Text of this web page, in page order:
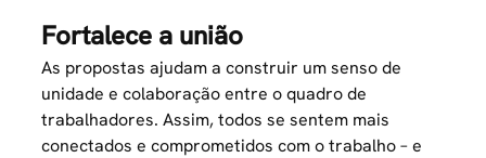
Fortalece a união
As propostas ajudam a construir um senso de
unidade e colaboração entre o quadro de
trabalhadores. Assim, todos se sentem mais
conectados e comprometidos com o trabalho – e